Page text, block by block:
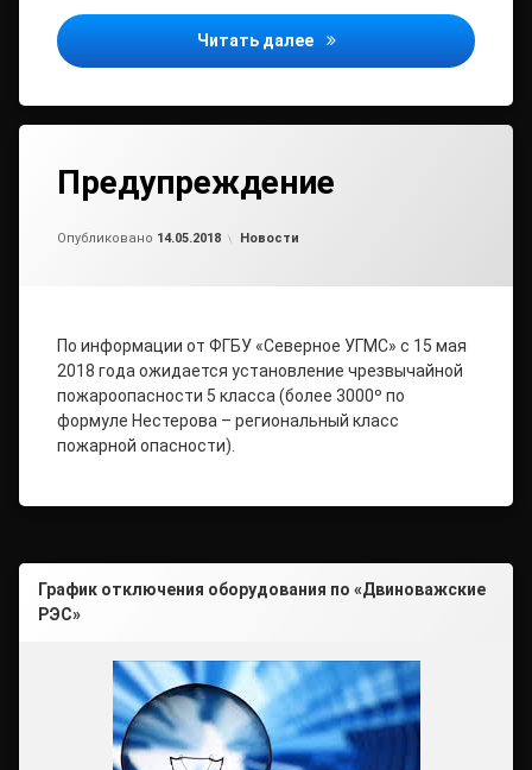
Читать далее Пенсионный фонд из
Предупреждение
Опубликовано 14.05.2018 Рубрики:
Новости
По информации от ФГБУ «Северное УГМС» с 15 мая
2018 года ожидается установление чрезвычайной
пожароопасности 5 класса (более 3000º по
формуле Нестерова – региональный класс
пожарной опасности).
График отключения оборудования по «Двиноважские
РЭС»